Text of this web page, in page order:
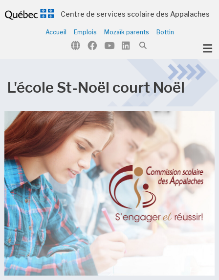
(Notre organisation )
(Parents et élèves )
Centre de services scolaire des Appalaches
Accueil Emplois Mozaïk parents Bottin
L'école St-Noël court Noël